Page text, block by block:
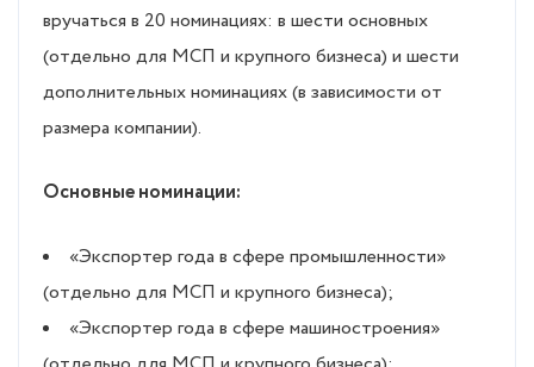
вручаться в 20 номинациях: в шести основных
(отдельно для МСП и крупного бизнеса) и шести
дополнительных номинациях (в зависимости от
размера компании).
Основные номинации:
«Экспортер года в сфере промышленности»
(отдельно для МСП и крупного бизнеса);
«Экспортер года в сфере машиностроения»